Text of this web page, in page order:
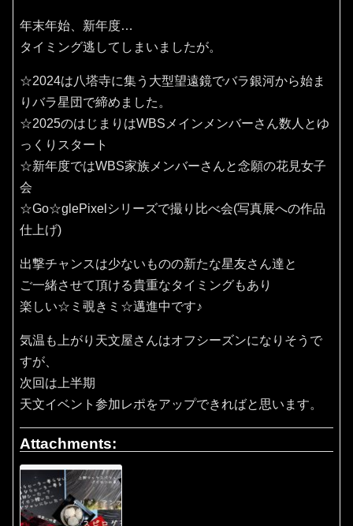
年末年始、新年度…
タイミング逃してしまいましたが。
☆2024は八塔寺に集う大型望遠鏡でバラ銀河から始ま
りバラ星団で締めました。
☆2025のはじまりはWBSメインメンバーさん数人とゆ
っくりスタート
☆新年度ではWBS家族メンバーさんと念願の花見女子
会
☆Go☆glePixelシリーズで撮り比べ会(写真展への作品
仕上げ)
出撃チャンスは少ないものの新たな星友さん達と
ご一緒させて頂ける貴重なタイミングもあり
楽しい☆ミ覗きミ☆邁進中です♪
気温も上がり天文屋さんはオフシーズンになりそうで
すが、
次回は上半期
天文イベント参加レポをアップできればと思います。
Attachments: